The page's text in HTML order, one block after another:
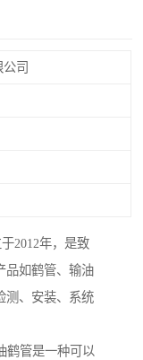
司
2012年，是致
品如鹤管、输油
测、安装、系统
鹤管是一种可以